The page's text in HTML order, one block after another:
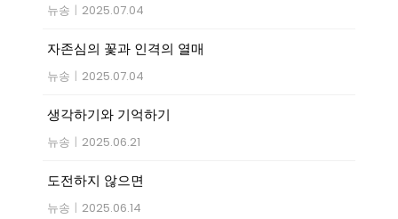
뉴송 | 2025.07.04
자존심의 꽃과 인격의 열매
뉴송 | 2025.07.04
생각하기와 기억하기
뉴송 | 2025.06.21
도전하지 않으면
뉴송 | 2025.06.14